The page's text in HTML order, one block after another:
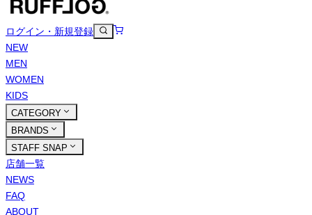
ログイン・新規登録
NEW
MEN
WOMEN
KIDS
CATEGORY
BRANDS
STAFF SNAP
店舗一覧
NEWS
FAQ
ABOUT